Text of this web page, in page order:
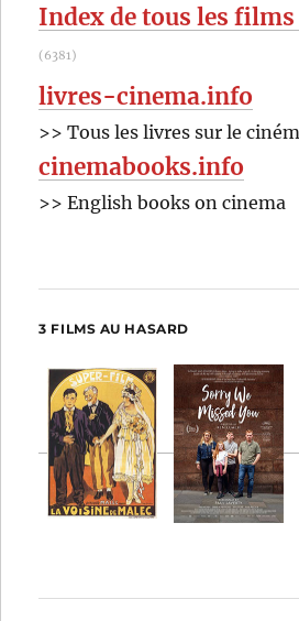
Index de tous les
(6381)
livres-cinema.info
>> Tous les livres sur le
cinemabooks.info
>> English books on cinema
3 FILMS AU HASARD